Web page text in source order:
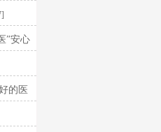
”安心
的医